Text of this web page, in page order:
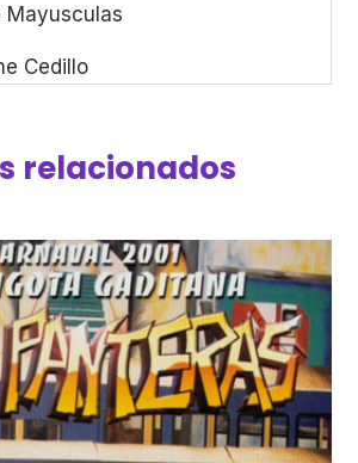
Mayusculas
Cedillo
relacionados